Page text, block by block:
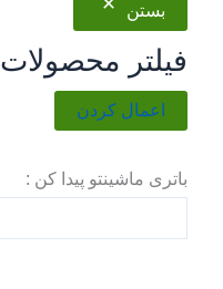
بستن
فیلتر محصولات
اعمال کردن
باتری ماشینتو پیدا کن :